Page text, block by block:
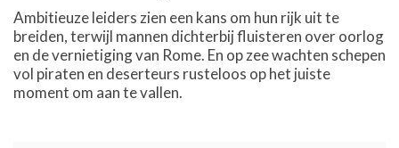
Ambitieuze leiders zien een kans om hun rijk uit te
breiden, terwijl mannen dichterbij fluisteren over oorlog
en de vernietiging van Rome. En op zee wachten schepen
vol piraten en deserteurs rusteloos op het juiste
moment om aan te vallen.